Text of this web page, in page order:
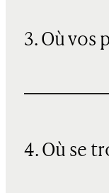
3. Où vos
4. Où se